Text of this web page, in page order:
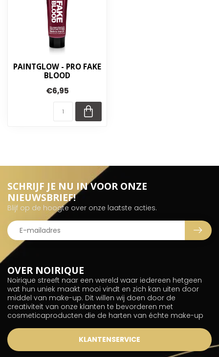
PAINTGLOW - PRO FAKE
BLOOD
€6,95
OVER NOIRIQUE
Noirique streeft naar een wereld waar iedereen hetgeen
wat hun uniek maakt mooi vindt en zich kan uiten door
middel van make-up. Dit willen wij doen door de
creativiteit van onze klanten te bevorderen met
cosmeticaproducten die de harten van échte make-up
KLANTENSERVICE
SCHRIJF JE NU IN VOOR ONZE
NIEUWSBRIEF!
Blijf op de hoogte over onze laatste acties.